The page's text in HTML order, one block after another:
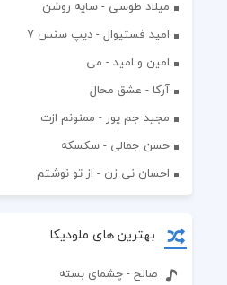
میلاد طوسی - سایه روشن
اميد فستيوال - ديپ سنس ۷
امین و امید - می
آرکا - عشق محال
مجید جم پور - ممنونم ازت
حسن جمالی - سکسکه
احسان نی زن - از تو نوشتم
بهترین های ملودیکا
صالح - چشمای بسته